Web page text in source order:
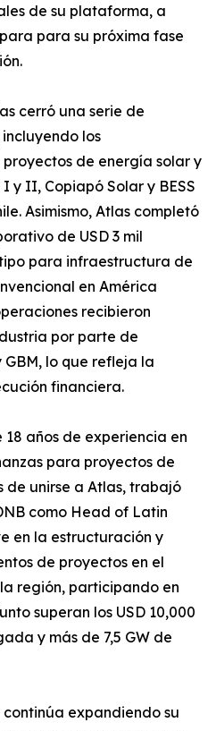
de su plataforma, a
para su próxima fase
cerró una serie de
los
de energía solar y
y II, Copiapó Solar y BESS
Asimismo, Atlas completó
de USD 3 mil
para infraestructura de
en América
recibieron
por parte de
lo que refleja la
financiera.
años de experiencia en
para proyectos de
de unirse a Atlas, trabajó
como Head of Latin
en la estructuración y
de proyectos en el
región, participando en
superan los USD 10,000
y más de 7,5 GW de
expandiendo su